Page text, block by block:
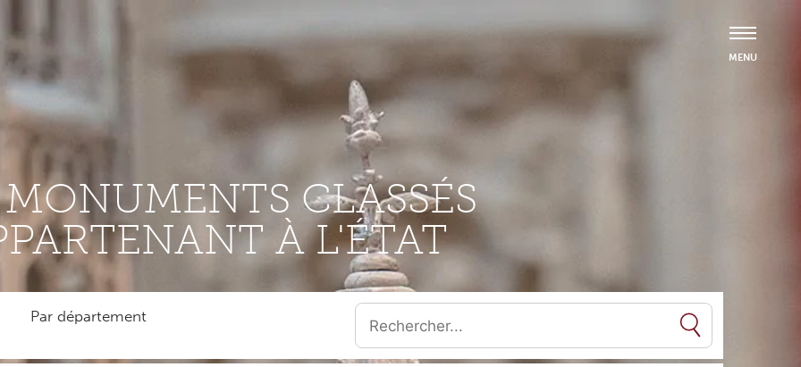
MONUMENTS CLASSÉS
À L'ÉTAT
Par département
Quand les résultats de l'auto-complétion sont disponibles, utilisez les